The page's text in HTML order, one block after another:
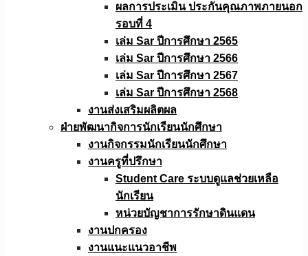
ผลการประเมิน ประกันคุณภาพภายนอก
รอบที่ 4
เล่ม Sar ปีการศึกษา 2565
เล่ม Sar ปีการศึกษา 2566
เล่ม Sar ปีการศึกษา 2567
เล่ม Sar ปีการศึกษา 2568
งานส่งเสริมผลิตผล
ฝ่ายพัฒนากิจการนักเรียนนักศึกษา
งานกิจกรรมนักเรียนนักศึกษา
งานครูที่ปรึกษา
Student Care ระบบดูแลช่วยเหลือ
นักเรียน
หน่วยบัญชาการรักษาดินแดน
งานปกครอง
งานแนะแนวอาชีพ